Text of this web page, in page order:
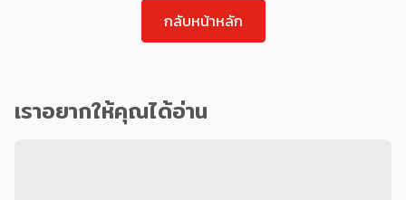
กลับหน้าหลัก
เราอยากให้คุณได้อ่าน